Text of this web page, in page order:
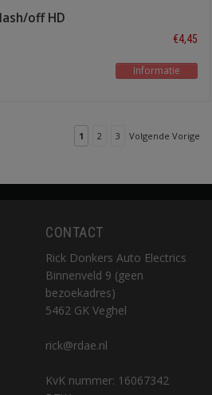
off HD
€4,45
Informatie
1 2 3 Volgende Vorige
CONTACT
Rick Donkers Auto Electrics
Binnenveld 9 (geen
bezoekadres)
5462 GK Veghel
rick@rdae.nl
KvK nummer: 16067342